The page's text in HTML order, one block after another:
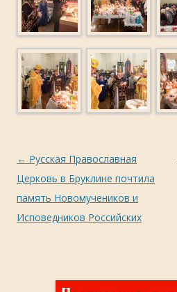
Навигация
по
записям
← Русская Православная
Церковь в Бруклине почтила
память Новомучеников и
Исповедников Российских